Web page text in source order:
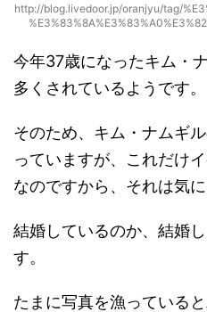
http://blog.livedoor.jp/oranjyu/tag/
今年37歳になったキム・
多くされているようです。
そのため、キム・ナムギ
っていますが、これだけ
なのですから、それは気
結婚しているのか、結婚
す。
たまに写真を漁っている